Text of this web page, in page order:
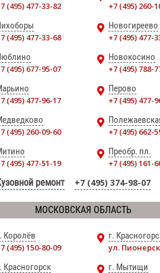
(495) 477-33-82
+7 (495) 260-
(495) 477-33-68
Новогиреево
+7 (495) 477-
(495) 677-95-07
Новокосино
+7 (495) 788-
(495) 477-96-17
Перово
+7 (495) 477-
(495) 260-09-60
+7 (495) 662-
(495) 477-51-19
Преобр. пл.
+7 (495) 161-
ремонт +7 (495) 374-98-07
МОСКОВСКАЯ ОБЛАСТЬ
Королёв
(495) 150-80-09
г.
ул.
Красногорск
г. Мытищи